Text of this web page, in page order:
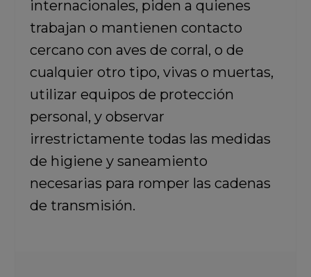
internacionales, piden a quienes
trabajan o mantienen contacto
cercano con aves de corral, o de
cualquier otro tipo, vivas o muertas,
utilizar equipos de protección
personal, y observar
irrestrictamente todas las medidas
de higiene y saneamiento
necesarias para romper las cadenas
de transmisión.